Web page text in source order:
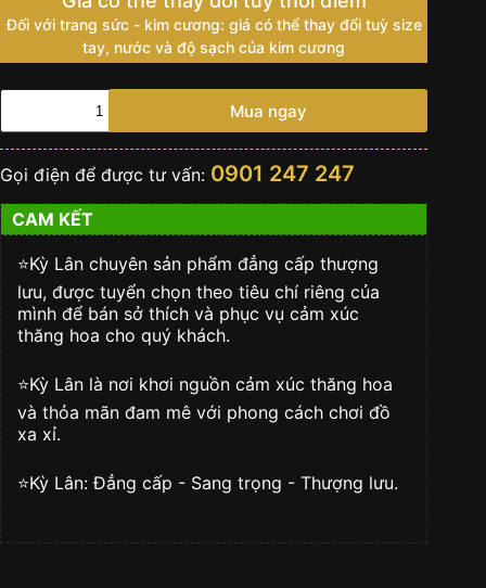
Đối với trang sức - kim cương: giá có thể thay đổi tuỳ size
tay, nước và độ sạch của kim cương
Dây
khối
Au750
đính
kim
cương
số
lượng
Mua ngay
Gọi điện để được tư vấn: 0901 247 247
CAM KẾT
⭐️Kỳ Lân chuyên sản phẩm đẳng cấp thượng
lưu, được tuyển chọn theo tiêu chí riêng của
mình để bán sở thích và phục vụ cảm xúc
thăng hoa cho quý khách.
⭐️Kỳ Lân là nơi khơi nguồn cảm xúc thăng hoa
và thỏa mãn đam mê với phong cách chơi đồ
xa xỉ.
⭐️Kỳ Lân: Đẳng cấp - Sang trọng - Thượng lưu.